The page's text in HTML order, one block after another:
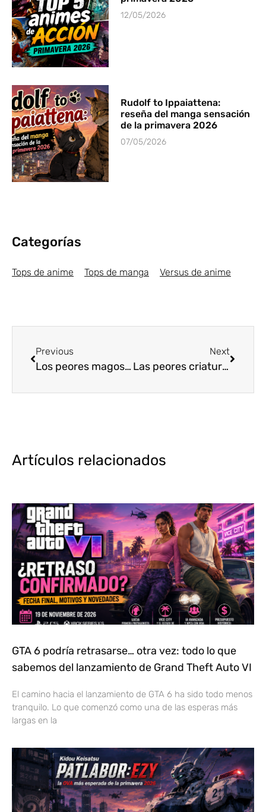
12/05/2026
Rudolf to Ippaiattena:
reseña del manga sensación
de la primavera 2026
07/05/2026
Categorías
Tops de anime Tops de manga Versus de anime
Previous
Los peores magos del anime [Top5]
Next
Las peores criaturas del anime que utilizan Magia [Top5]
Artículos relacionados
GTA 6 podría retrasarse… otra vez: todo lo que
sabemos del lanzamiento de Grand Theft Auto VI
El camino hacia el lanzamiento de GTA 6 ha sido todo menos
tranquilo. Lo que comenzó como una de las esperas más
largas en la